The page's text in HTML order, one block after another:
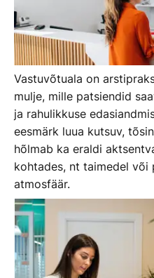
Vastuvõtuala on
mulje, mille patsiendid
ja rahulikkuse
eesmärk luua kutsuv,
hõlmab ka eraldi
kohtades, nt taimedel või
atmosfäär.